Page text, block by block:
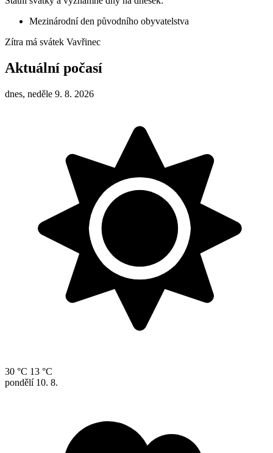
Mezinárodní den původního obyvatelstva
Zítra má svátek Vavřinec
Aktuální počasí
dnes, neděle 9. 8. 2026
30 °C 13 °C
pondělí 10. 8.